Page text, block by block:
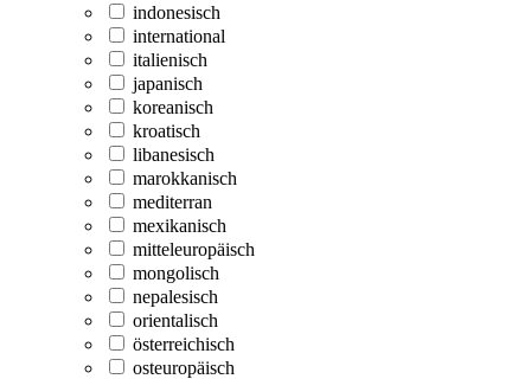
indonesisch
international
italienisch
japanisch
koreanisch
kroatisch
libanesisch
marokkanisch
mediterran
mexikanisch
mitteleuropäisch
mongolisch
nepalesisch
orientalisch
österreichisch
osteuropäisch